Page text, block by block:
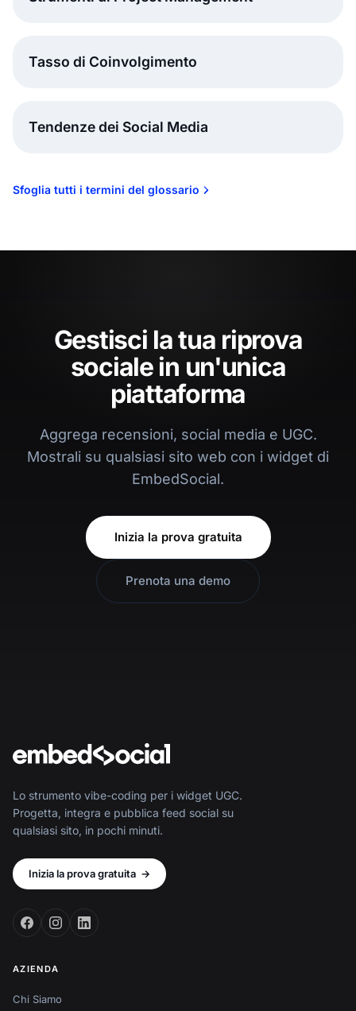
Tasso di Coinvolgimento
Tendenze dei Social Media
Sfoglia tutti i termini del glossario
Gestisci la tua riprova
sociale in un'unica
piattaforma
Aggrega recensioni, social media e UGC.
Mostrali su qualsiasi sito web con i widget di
EmbedSocial.
Inizia la prova gratuita
Prenota una demo
Lo strumento vibe-coding per i widget UGC.
Progetta, integra e pubblica feed social su
qualsiasi sito, in pochi minuti.
Inizia la prova gratuita →
AZIENDA
Chi Siamo